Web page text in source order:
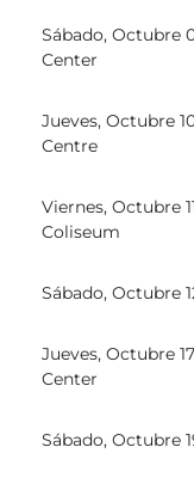
Sábado, Octubre
Center
Jueves, Octubre
Centre
Viernes, Octubre
Coliseum
Sábado, Octubre
Jueves, Octubre
Center
Sábado, Octubre